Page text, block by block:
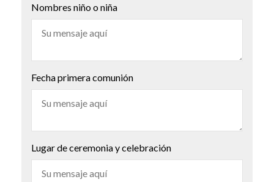
Nombres niño o niña
Fecha primera comunión
Lugar de ceremonia y celebración